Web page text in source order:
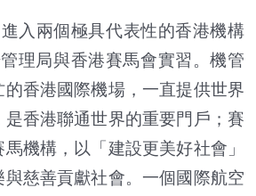
兩個極具代表性的香港機構
理局與香港賽馬會實習。機管
的香港國際機場，一直提供世界
香港聯通世界的重要門戶；賽
機構，以「建設更美好社會」
慈善貢獻社會。一個國際航空